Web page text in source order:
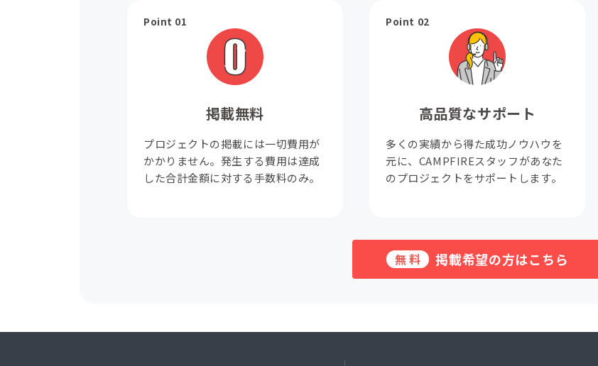
Point 01
掲載無料
プロジェクトの掲載には一切費用が
かかりません。発生する費用は達成
した合計金額に対する手数料のみ。
Point 02
高品質なサポート
多くの実績から得た成功ノウハウを
元に、CAMPFIREスタッフがあなた
のプロジェクトをサポートします。
無料 掲載希望の方はこちら